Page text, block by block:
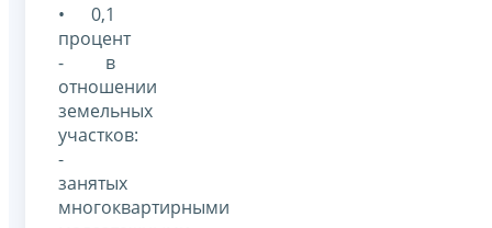
• 0,1
процент
- в
отношении
земельных
участков:
-
занятых
многоквартирными